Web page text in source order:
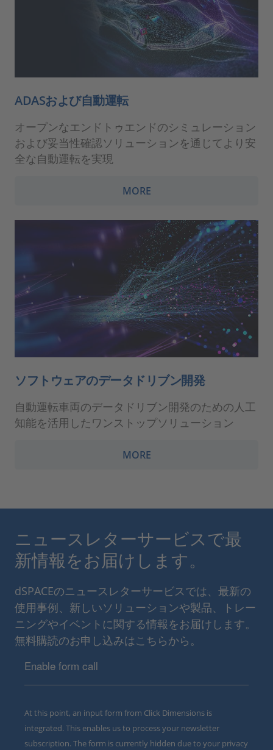
ADASおよび自動運転
オープンなエンドトゥエンドのシミュレーション
および妥当性確認ソリューションを通じてより安
全な自動運転を実現
MORE
ソフトウェアのデータドリブン開発
自動運転車両のデータドリブン開発のための人工
知能を活用したワンストップソリューション
MORE
ニュースレターサービスで最
新情報をお届けします。
dSPACEのニュースレターサービスでは、最新の
使用事例、新しいソリューションや製品、トレー
ニングやイベントに関する情報をお届けします。
無料購読のお申し込みはこちらから。
Enable form call
At this point, an input form from Click Dimensions is
integrated. This enables us to process your newsletter
subscription. The form is currently hidden due to your privacy